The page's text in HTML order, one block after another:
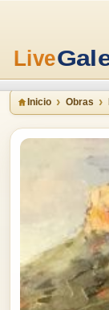
Inicio Obras